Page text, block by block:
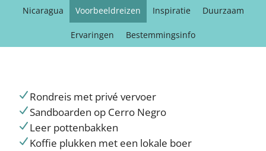
Nicaragua Voorbeeldreizen Inspiratie Duurzaam
Ervaringen Bestemmingsinfo
Rondreis met privé vervoer
Sandboarden op Cerro Negro
Leer pottenbakken
Koffie plukken met een lokale boer